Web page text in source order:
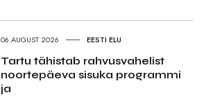
06.AUGUST 2026 EESTI ELU
Tartu tähistab rahvusvahelist
noortepäeva sisuka programmi
ja